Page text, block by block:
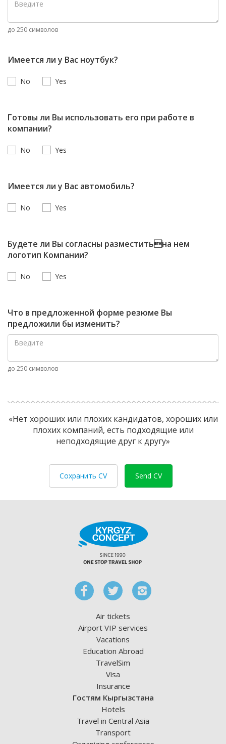
до 250 символов
Имеется ли у Вас ноутбук?
No Yes
Готовы ли Вы использовать его при работе в
компании?
No Yes
Имеется ли у Вас автомобиль?
No Yes
Будете ли Вы согласны разместитьна нем
логотип Компании?
No Yes
Что в предложенной форме резюме Вы
предложили бы изменить?
до 250 символов
«Нет хороших или плохих кандидатов, хороших или
плохих компаний, есть подходящие или
неподходящие друг к другу»
Сохранить CV Send CV
Air tickets
Airport VIP services
Vacations
Education Abroad
TravelSim
Visa
Insurance
Гостям Кыргызстана
Hotels
Travel in Central Asia
Transport